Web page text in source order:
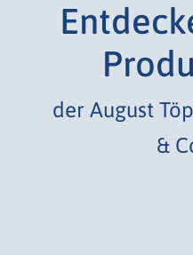
der August
&